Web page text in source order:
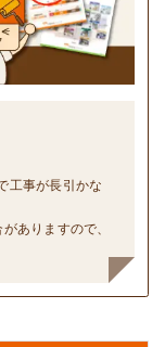
工事が長引かな
ありますので、